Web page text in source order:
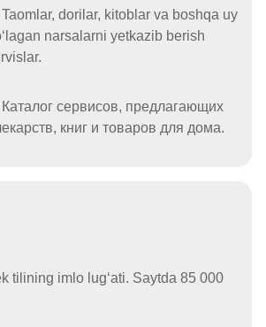
dorilar, kitoblar va boshqa uy
narsalarni yetkazib berish
сервисов, предлагающих
книг и товаров для дома.
tilining imlo lugʻati. Saytda 85 000